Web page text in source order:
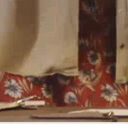
*יש לבחור נושא לימוד / עיר מהרשימה
הצטרפות מורים
הצטרפות מורים